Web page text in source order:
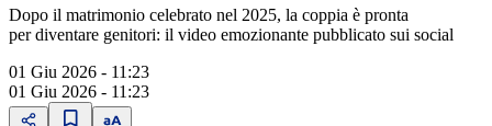
Dopo il matrimonio celebrato nel 2025, la coppia è pronta
per diventare genitori: il video emozionante pubblicato sui social
01 Giu 2026 - 11:23
01 Giu 2026 - 11:23